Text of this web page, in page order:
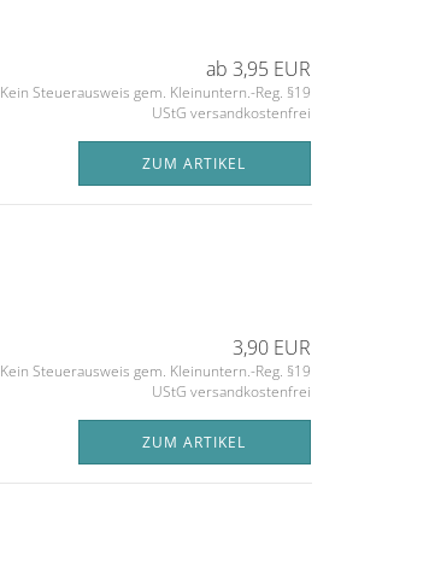
ab 3,95 EUR
Kein Steuerausweis gem. Kleinuntern.-Reg. §19
UStG versandkostenfrei
ZUM ARTIKEL
3,90 EUR
Kein Steuerausweis gem. Kleinuntern.-Reg. §19
UStG versandkostenfrei
ZUM ARTIKEL